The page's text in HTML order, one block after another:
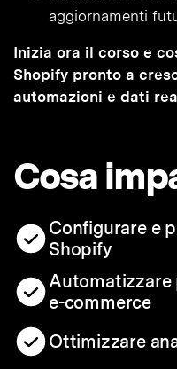
aggiornamenti
Inizia ora il corso e
Shopify pronto a
automazioni e dati
Cosa
Configurare e
Shopify
Automatizzare
e-commerce
Ottimizzare